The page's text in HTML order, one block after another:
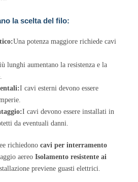
la scelta del filo:
Una potenza maggiore richiede cavi
lunghi aumentano la resistenza e la
I cavi esterni devono essere
I cavi devono essere installati in
da eventuali danni.
richiedono cavi per interramento
aereo Isolamento resistente ai
previene guasti elettrici.